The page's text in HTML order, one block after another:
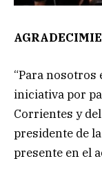
“Para
iniciativa por
Corrientes y
presidente de
presente en el